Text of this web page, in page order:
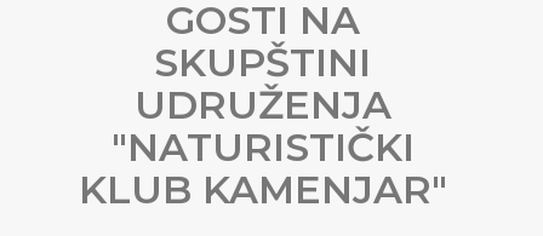
GOSTI NA
SKUPŠTINI
UDRUŽENJA
″NATURISTIČKI
KLUB KAMENJAR″